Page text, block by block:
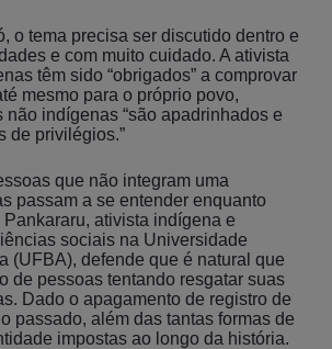
o tema precisa ser discutido dentro e
e com muito cuidado. A ativista
têm sido “obrigados” a comprovar
mesmo para o próprio povo,
não indígenas “são apadrinhados e
de privilégios.”
que não integram uma
passam a se entender enquanto
ativista indígena e
sociais na Universidade
(UFBA), defende que é natural que
de pessoas tentando resgatar suas
Dado o apagamento de registro de
passado, além das tantas formas de
impostas ao longo da história.